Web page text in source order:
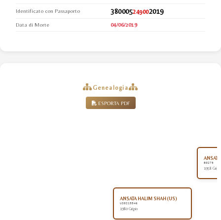
Identificato con Passaporto 380005249002019
Data di Morte 04/06/2019
Genealogia
ESPORTA PDF
ANSATA HALIM SHAH (US)
US0219546
1980 Grigio
EG279
1958 Grigio